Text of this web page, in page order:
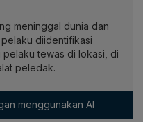
meninggal dunia dan
diidentifikasi
pelaku tewas di lokasi, di
peledak.
menggunakan AI